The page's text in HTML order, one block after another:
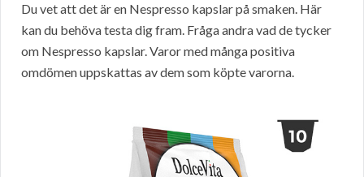
Du vet att det är en Nespresso kapslar på smaken. Här
kan du behöva testa dig fram. Fråga andra vad de tycker
om Nespresso kapslar. Varor med många positiva
omdömen uppskattas av dem som köpte varorna.